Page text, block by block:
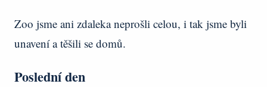
Zoo jsme ani zdaleka neprošli celou, i tak jsme byli
unavení a těšili se domů.
Poslední den